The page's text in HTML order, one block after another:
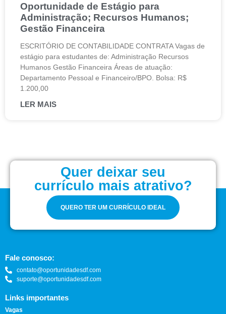
Oportunidade de Estágio para
Administração; Recursos Humanos;
Gestão Financeira
ESCRITÓRIO DE CONTABILIDADE CONTRATA Vagas de
estágio para estudantes de: Administração Recursos
Humanos Gestão Financeira Áreas de atuação:
Departamento Pessoal e Financeiro/BPO. Bolsa: R$
1.200,00
LER MAIS
Quer deixar seu
currículo mais atrativo?
QUERO TER UM CURRÍCULO IDEAL
Fale conosco:
contato@oportunidadesdf.com
suporte@oportunidadesdf.com
Links importantes
Vagas